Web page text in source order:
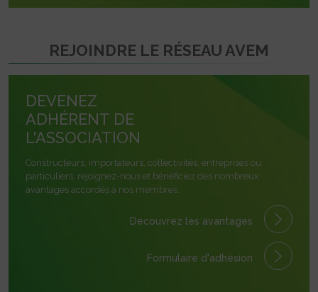
REJOINDRE LE RÉSEAU AVEM
DEVENEZ
ADHÉRENT DE
L'ASSOCIATION
Constructeurs, importateurs, collectivités, entreprises ou
particuliers, rejoignez-nous et bénéficiez des nombreux
avantages accordés à nos membres.
Découvrez les avantages
Formulaire d'adhésion